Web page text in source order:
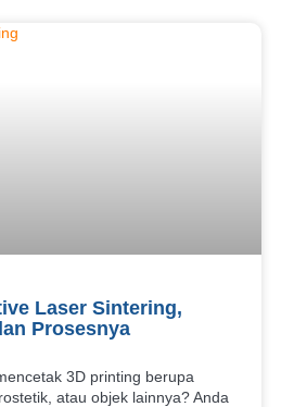
Laser Sintering,
Prosesnya
3D printing berupa
atau objek lainnya? Anda